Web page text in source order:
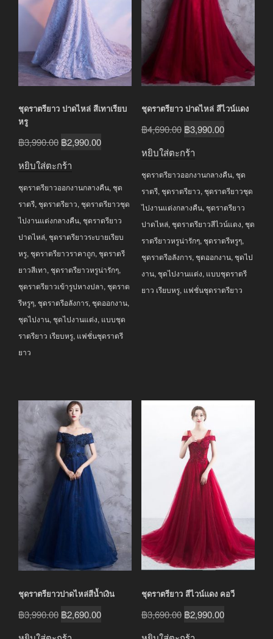
ชุดราตรียาว ปาดไหล่ สีเทาเรียบ
หรู
฿3,990.00 Original
฿3,990.00.
฿2,990.00Current
฿2,990.00.
หยิบใส่ตะกร้า
ชุดราตรียาวออกงานกลางคืน, ชุด
ราตรี, ชุดราตรียาว, ชุดราตรียาวชุด
ไปงานแต่งกลางคืน, ชุดราตรียาว
ปาดไหล่, ชุดราตรียาวระบายเรียบ
หรู, ชุดราตรียาวราคาถูก, ชุดราตรี
ยาวสีเทา, ชุดราตรียาวหรูน่ารักๆ,
ชุดราตรียาวเข้ารูปหางปลา, ชุดราต
รีหรูๆ, ชุดราตรีอลังการ, ชุดออกงาน,
ชุดไปงาน, ชุดไปงานแต่ง, แบบชุด
ราตรียาว เรียบหรู, แฟชั่นชุดราตรี
ยาว
ชุดราตรียาว ปาดไหล่ สีไวน์แดง
฿4,690.00 Original
฿4,690.00.
฿3,990.00Current
฿3,990.00.
หยิบใส่ตะกร้า
ชุดราตรียาวออกงานกลางคืน, ชุด
ราตรี, ชุดราตรียาว, ชุดราตรียาวชุด
ไปงานแต่งกลางคืน, ชุดราตรียาว
ปาดไหล่, ชุดราตรียาวสีไวน์แดง, ชุด
ราตรียาวหรูน่ารักๆ, ชุดราตรีหรูๆ,
ชุดราตรีอลังการ, ชุดออกงาน, ชุดไป
งาน, ชุดไปงานแต่ง, แบบชุดราตรี
ยาว เรียบหรู, แฟชั่นชุดราตรียาว
ชุดราตรียาวปาดไหล่สีน้ำเงิน
฿3,990.00 Original
฿2,690.00Current
ชุดราตรียาว สีไวน์แดง คอวี
฿3,690.00 Original
฿2,990.00Current